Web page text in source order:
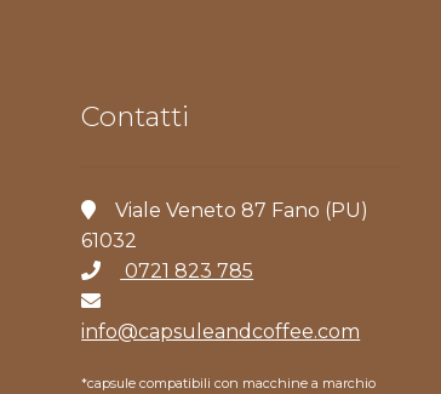
Contatti
Viale Veneto 87 Fano (PU)
61032
0721 823 785
info@capsuleandcoffee.com
*capsule compatibili con macchine a marchio